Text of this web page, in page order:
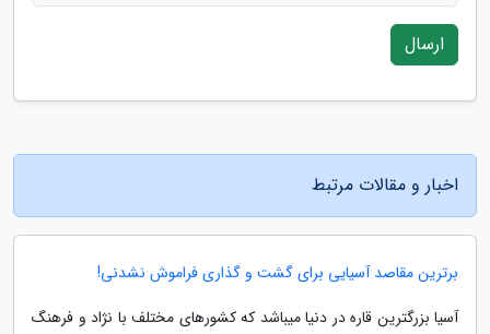
ارسال
اخبار و مقالات مرتبط
برترین مقاصد آسیایی برای گشت و گذاری فراموش نشدنی!
آسیا بزرگترین قاره در دنیا میباشد که کشورهای مختلف با نژاد و فرهنگ